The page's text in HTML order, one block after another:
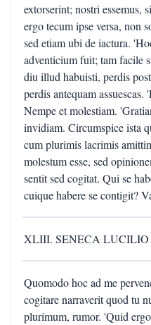
extorserint; nostri essemus,
ergo tecum ipse versa, non
sed etiam ubi de iactura.
adventicium fuit; tam facile
diu illud habuisti, perdis
perdis antequam
Nempe et molestiam.
invidiam. Circumspice ista
cum plurimis lacrimis
molestum esse, sed
sentit sed cogitat. Qui se
cuique habere se contigit?
XLIII. SENECA
Quomodo hoc ad me
cogitare narraverit quod tu
plurimum, rumor. 'Quid